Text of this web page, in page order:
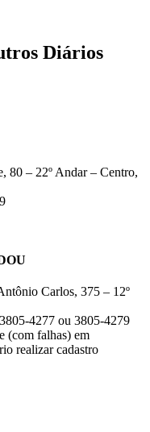
Diários
80 – 22º Andar – Centro,
Carlos, 375 – 12º
4277 ou 3805-4279
(com falhas) em
realizar cadastro